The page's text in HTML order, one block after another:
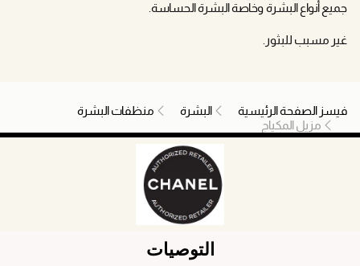
جميع أنواع البشرة وخاصة البشرة الحساسة.
غير مسبب للبثور.
فيسز الصفحة الرئيسية البشرة
منظفات البشرة
مزيل المكياج
التوصيات